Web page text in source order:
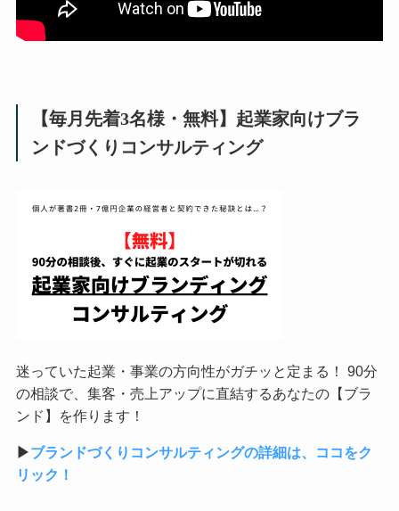
【毎月先着3名様・無料】起業家向けブラ
ンドづくりコンサルティング
迷っていた起業・事業の方向性がガチッと定まる！ 90分
の相談で、集客・売上アップに直結するあなたの【ブラ
ンド】を作ります！
▶︎ブランドづくりコンサルティングの詳細は、ココをク
リック！